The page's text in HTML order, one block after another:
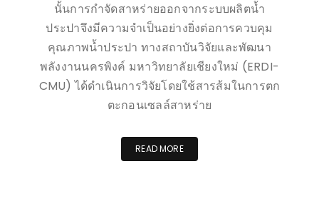
นั้นการกำจัดสาหร่ายออกจากระบบผลิตน้ำ
ประปาจึงมีความจำเป็นอย่างยิ่งต่อการควบคุม
คุณภาพน้ำประปา ทางสถาบันวิจัยและพัฒนา
พลังงานนครพิงค์ มหาวิทยาลัยเชียงใหม่ (ERDI-
CMU) ได้ดำเนินการวิจัยโดยใช้สารส้มในการตก
ตะกอนเซลล์สาหร่าย
READ MORE